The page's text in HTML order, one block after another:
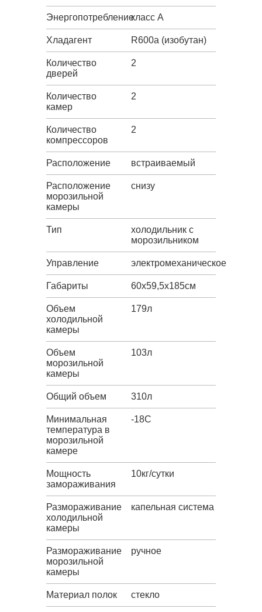
Энергопотреблениекласс A
Хладагент R600a (изобутан)
Количество
дверей
2
Количество
камер
2
Количество
компрессоров
2
Расположение встраиваемый
Расположение
морозильной
камеры
снизу
Тип
холодильник с
морозильником
Управление электромеханическое
Габариты 60х59,5х185см
Объем
холодильной
камеры
179л
Объем
морозильной
камеры
103л
Общий объем 310л
Минимальная
температура в
морозильной
камере
-18C
Мощность
замораживания
10кг/сутки
Размораживание
холодильной
камеры
капельная система
Размораживание
морозильной
камеры
ручное
Материал полок стекло